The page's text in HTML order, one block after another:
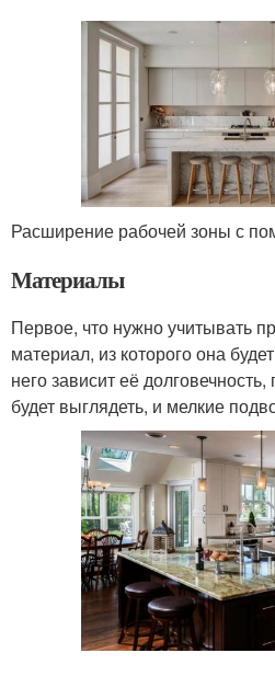
Расширение рабочей зоны с
Материалы
Первое, что нужно учитывать
материал, из которого она
него зависит её долговечность,
будет выглядеть, и мелкие